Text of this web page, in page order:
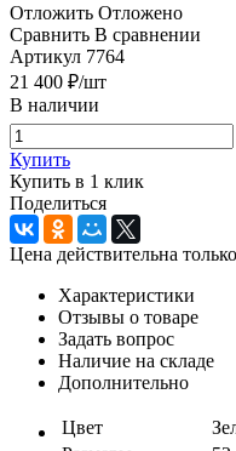
Отложить Отложено
Сравнить В сравнении
Артикул 7764
21 400 ₽/шт
В наличии
Купить
Купить в 1 клик
Поделиться
Цена действительна
Характеристики
Отзывы о товаре
Задать вопрос
Наличие на складе
Дополнительно
Цвет